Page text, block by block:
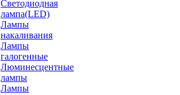
Светодиодная
лампа(LED)
Лампы
накаливания
Лампы
галогенные
Люминесцентные
лампы
Лампы